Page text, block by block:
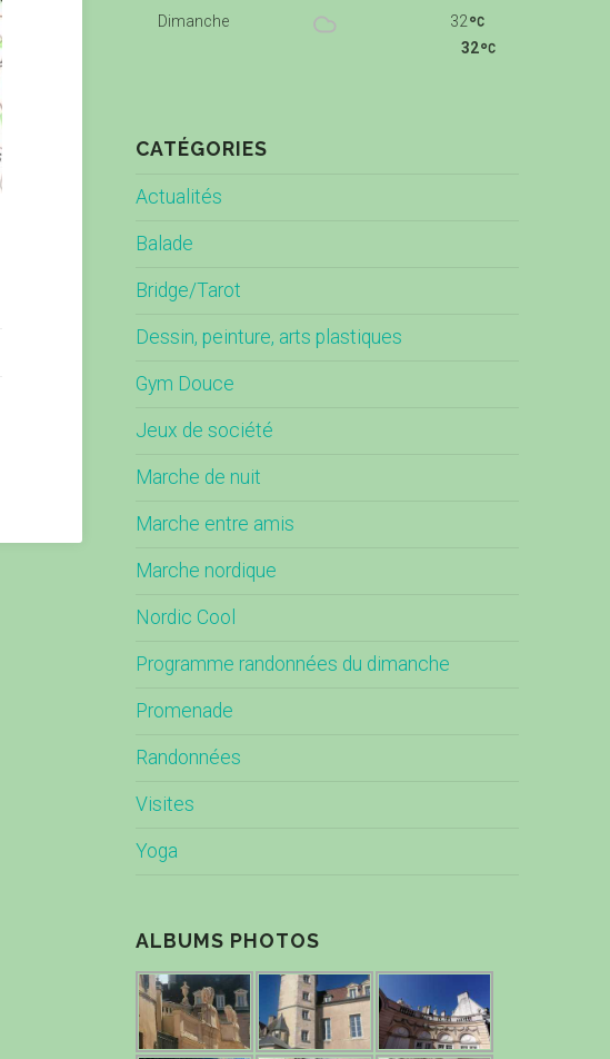
Dimanche
32
32
CATÉGORIES
Actualités
Balade
Bridge/Tarot
Dessin, peinture, arts plastiques
Gym Douce
Jeux de société
Marche de nuit
Marche entre amis
Marche nordique
Nordic Cool
Programme randonnées du dimanche
Promenade
Randonnées
Visites
Yoga
ALBUMS PHOTOS